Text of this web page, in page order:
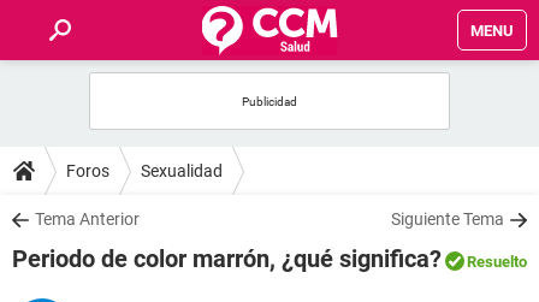
MENU
FOROS
SALUD
Foros Sexualidad
Tema Anterior Siguiente Tema
Periodo de color marrón, ¿qué significa? Resuelto